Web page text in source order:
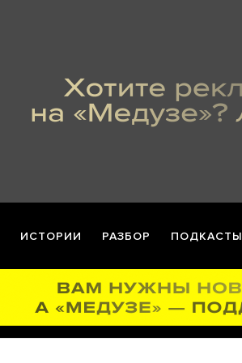
ИСТОРИИ РАЗБОР ПОДКАСТЫ